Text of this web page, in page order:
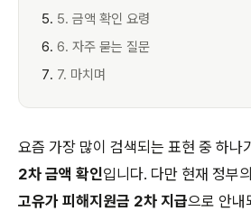
5. 금액 확인 요령
6. 자주 묻는 질문
7. 마치며
요즘 가장 많이 검색되는 표현 중 하나
2차 금액 확인입니다. 다만 현재 정부
고유가 피해지원금 2차 지급으로 안내